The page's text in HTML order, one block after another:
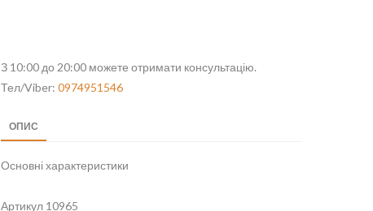
З 10:00 до 20:00 можете отримати консультацію.
Тел/Viber: 0974951546
ОПИС
Основні характеристики
Артикул 10965